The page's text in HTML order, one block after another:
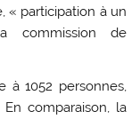
« participation à un
commission de
à 1052 personnes,
En comparaison, la